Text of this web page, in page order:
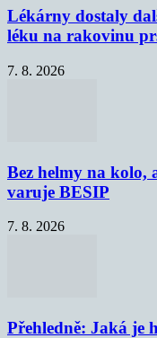
Lékárny dostaly
léku na rakovinu
7. 8. 2026
Bez helmy na kolo,
varuje BESIP
7. 8. 2026
Přehledně: Jaká je